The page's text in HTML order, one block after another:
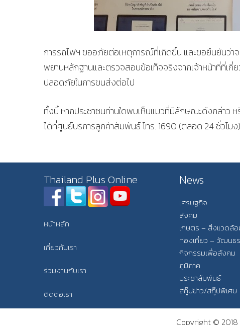
การรถไฟฯ ขออภัยต่อเหตุการณ์ที่เกิดขึ้น และขอยืนยันว่
พยานหลักฐานและตรวจสอบข้อเท็จจริงจากเจ้าหน้าที่ที่เ
ปลอดภัยในการขนส่งต่อไป
ทั้งนี้ หากประชาชนท่านใดพบเห็นแมวที่มีลักษณะดังกล่าว
ได้ที่ศูนย์บริการลูกค้าสัมพันธ์ โทร. 1690 (ตลอด 24 ชั่วโม
Thailand Plus Online
หน้าหลัก
เกี่ยวกับเรา
ร่วมงานกับเรา
ติดต่อเรา
News
เศรษฐกิจ
สังคม
เกษตร – สิ่งแวดล้
ท่องเที่ยว – วัฒนธ
กิจกรรมเพื่อสังคม
ภูมิภาค
ประชาสัมพันธ์
สกู๊ปข่าว/สกู๊ปพิเศษ
Copyright © 2018